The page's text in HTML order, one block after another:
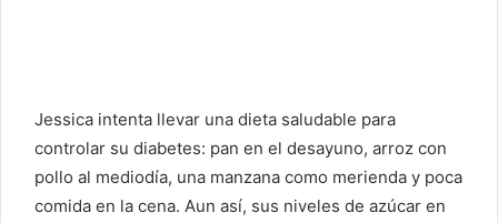
Jessica intenta llevar una dieta saludable para
controlar su diabetes: pan en el desayuno, arroz con
pollo al mediodía, una manzana como merienda y poca
comida en la cena. Aun así, sus niveles de azúcar en